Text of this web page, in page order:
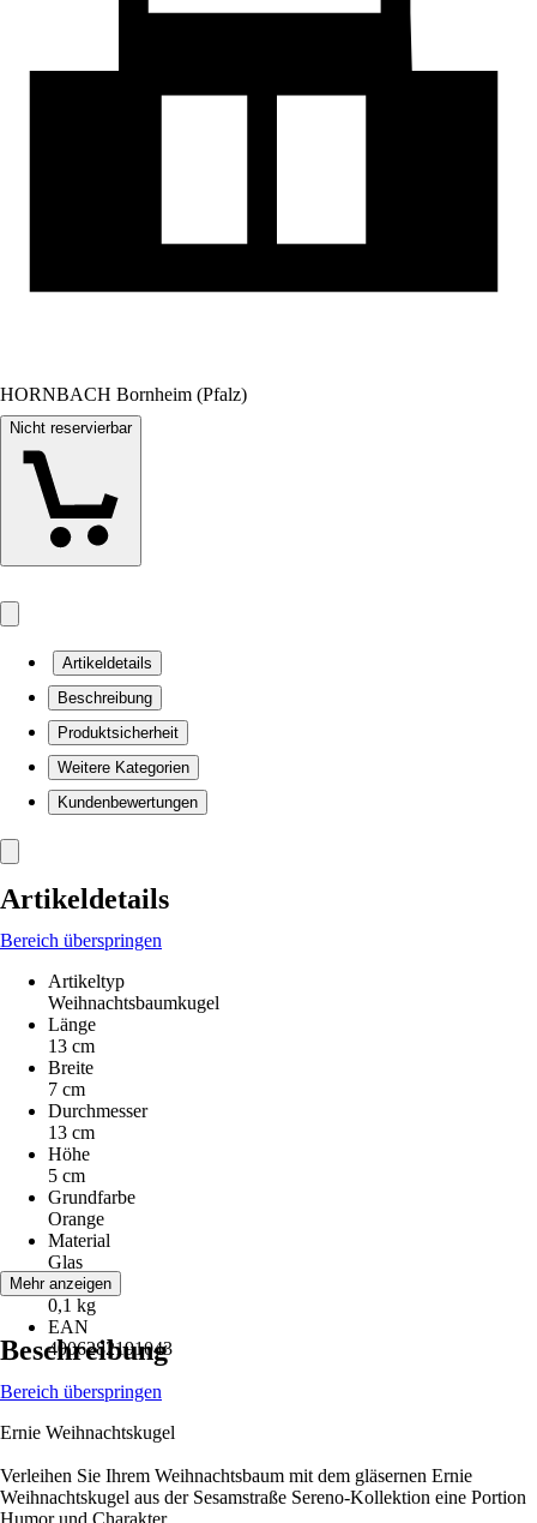
HORNBACH Bornheim (Pfalz)
Nicht reservierbar
Artikeldetails
Beschreibung
Produktsicherheit
Weitere Kategorien
Kundenbewertungen
Artikeldetails
Bereich überspringen
Artikeltyp
Weihnachtsbaumkugel
Länge
13 cm
Breite
7 cm
Durchmesser
13 cm
Höhe
5 cm
Grundfarbe
Orange
Material
Glas
Gewicht
0,1 kg
EAN
4006282191043
Mehr anzeigen
Beschreibung
Bereich überspringen
Ernie Weihnachtskugel
Verleihen Sie Ihrem Weihnachtsbaum mit dem gläsernen Ernie
Weihnachtskugel aus der Sesamstraße Sereno-Kollektion eine Portion
Humor und Charakter.